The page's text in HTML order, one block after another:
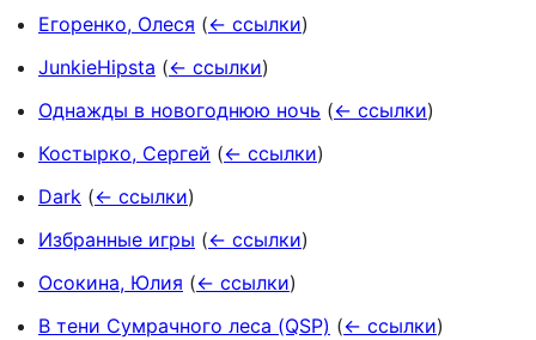
Егоренко, Олеся (← ссылки)
JunkieHipsta (← ссылки)
Однажды в новогоднюю ночь (← ссылки)
Костырко, Сергей (← ссылки)
Dark (← ссылки)
Избранные игры (← ссылки)
Осокина, Юлия (← ссылки)
В тени Сумрачного леса (QSP) (← ссылки)